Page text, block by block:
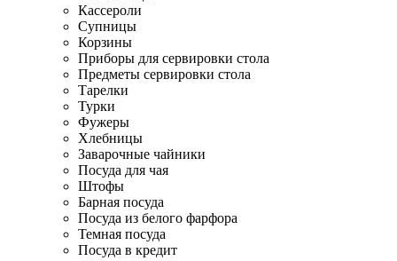
Кассероли
Супницы
Корзины
Приборы для сервировки стола
Предметы сервировки стола
Тарелки
Турки
Фужеры
Хлебницы
Заварочные чайники
Посуда для чая
Штофы
Барная посуда
Посуда из белого фарфора
Темная посуда
Посуда в кредит